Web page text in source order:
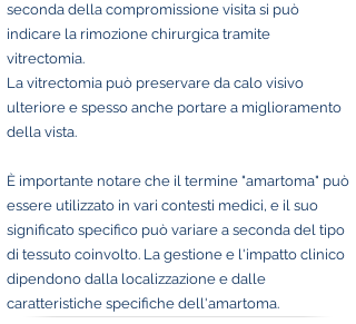
seconda della compromissione visita si può
indicare la rimozione chirurgica tramite
vitrectomia.
La vitrectomia può preservare da calo visivo
ulteriore e spesso anche portare a miglioramento
della vista.
È importante notare che il termine "amartoma" può
essere utilizzato in vari contesti medici, e il suo
significato specifico può variare a seconda del tipo
di tessuto coinvolto. La gestione e l'impatto clinico
dipendono dalla localizzazione e dalle
caratteristiche specifiche dell'amartoma.